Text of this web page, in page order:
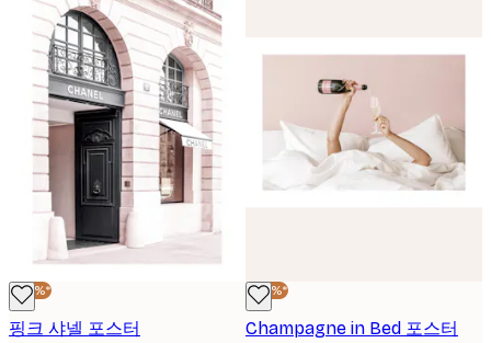
-40%*
핑크 샤넬 포스터
-40%*
Champagne in Bed 포스터